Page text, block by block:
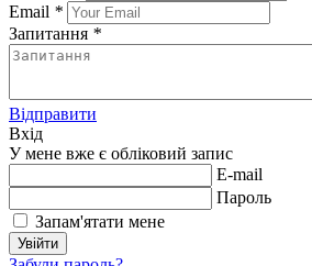
Email *
Запитання *
Відправити
Вхід
У мене вже є обліковий запис
E-mail
Пароль
Запам'ятати мене
Увійти